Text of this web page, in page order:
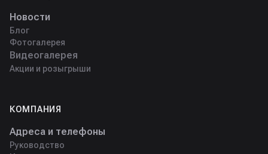
Новости
Блог
Фотогалерея
Видеогалерея
Акции и розыгрыши
КОМПАНИЯ
Адреса и телефоны
Руководство